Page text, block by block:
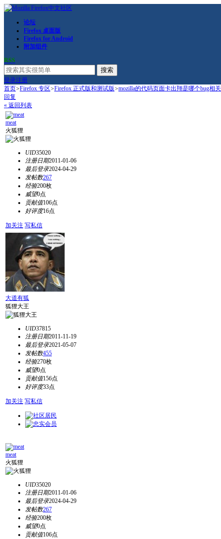
论坛
Firefox 桌面版
Firefox for Android
附加组件
RSS
搜索
登录注册
首页>Firefox 专区>Firefox 正式版和测试版>mozilla的代码页面卡出翔是哪个bug相
回复
« 返回列表
meat
火狐狸
UID35020
注册日期2011-01-06
最后登录2024-04-29
发帖数267
经验200枚
威望0点
贡献值106点
好评度16点
加关注 写私信
大道有狐
狐狸大王
UID37815
注册日期2011-11-19
最后登录2021-05-07
发帖数455
经验270枚
威望0点
贡献值156点
好评度33点
加关注 写私信
meat
火狐狸
UID35020
注册日期2011-01-06
最后登录2024-04-29
发帖数267
经验200枚
威望0点
贡献值106点